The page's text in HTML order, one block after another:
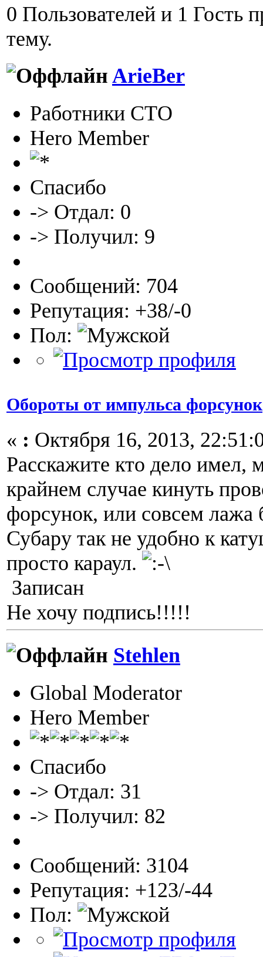
0 Пользователей и 1 Гость
тему.
ArieBer
Работники СТО
Hero Member
Спасибо
-> Отдал: 0
-> Получил: 9
Сообщений: 704
Репутация: +38/-0
Пол:
Обороты от импульса форсунок
« : Октября 16, 2013,
Расскажите кто дело имел,
крайнем случае кинуть
форсунок, или совсем лажа
Субару так не удобно к
просто караул.
Записан
Не хочу подпись!!!!!
Stehlen
Global Moderator
Hero Member
Спасибо
-> Отдал: 31
-> Получил: 82
Сообщений: 3104
Репутация: +123/-44
Пол: